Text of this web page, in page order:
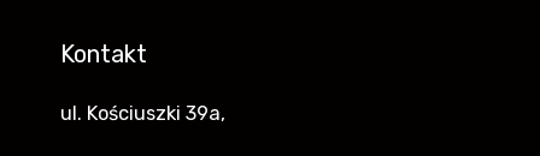
Kontakt
ul. Kościuszki 39a,